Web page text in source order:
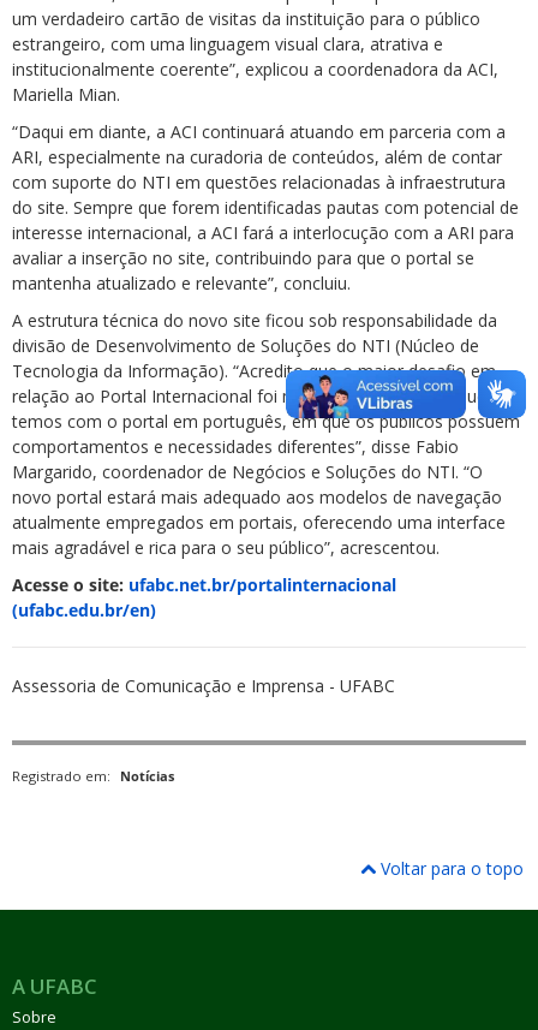
um verdadeiro cartão de visitas da instituição para o público
estrangeiro, com uma linguagem visual clara, atrativa e
institucionalmente coerente”, explicou a coordenadora da ACI,
Mariella Mian.
“Daqui em diante, a ACI continuará atuando em parceria com a
ARI, especialmente na curadoria de conteúdos, além de contar
com suporte do NTI em questões relacionadas à infraestrutura
do site. Sempre que forem identificadas pautas com potencial de
interesse internacional, a ACI fará a interlocução com a ARI para
avaliar a inserção no site, contribuindo para que o portal se
mantenha atualizado e relevante”, concluiu.
A estrutura técnica do novo site ficou sob responsabilidade da
divisão de Desenvolvimento de Soluções do NTI (Núcleo de
Tecnologia da Informação). “Acredito que o maior desafio em
relação ao Portal Internacional foi mudar os paradigmas que
temos com o portal em português, em que os públicos possuem
comportamentos e necessidades diferentes”, disse Fabio
Margarido, coordenador de Negócios e Soluções do NTI. “O
novo portal estará mais adequado aos modelos de navegação
atualmente empregados em portais, oferecendo uma interface
mais agradável e rica para o seu público”, acrescentou.
Acesse o site: ufabc.net.br/portalinternacional
(ufabc.edu.br/en)
Assessoria de Comunicação e Imprensa - UFABC
Registrado em: Notícias
Voltar para o topo
A UFABC
Sobre